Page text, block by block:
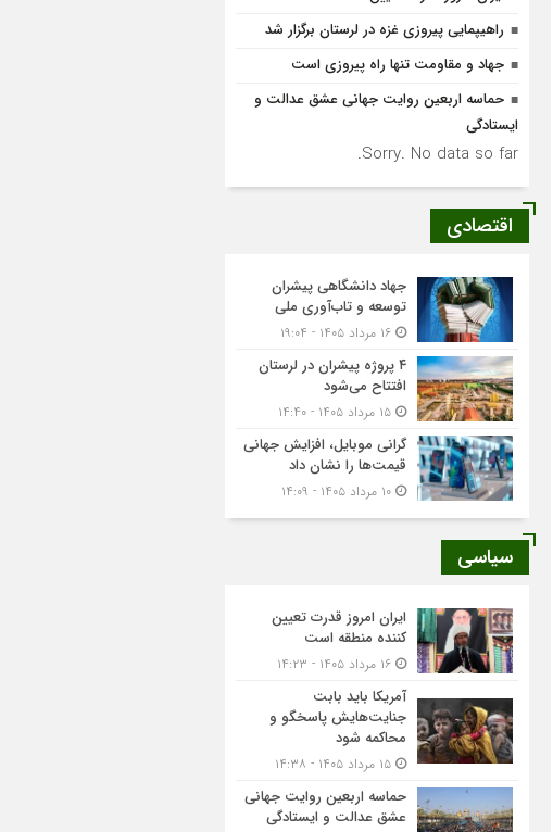
راهیپمایی پیروزی غزه در لرستان برگزار شد
جهاد و مقاومت تنها راه پیروزی است
حماسه اربعین روایت جهانی عشق عدالت و
ایستادگی
Sorry. No data so far.
اقتصادی
جهاد دانشگاهی پیشران
توسعه و تاب‌آوری ملی
۴ پروژه پیشران در لرستان
افتتاح می‌شود
گرانی موبایل، افزایش جهانی
قیمت‌ها را نشان داد
سیاسی
ایران امروز قدرت تعیین
کننده منطقه است
آمریکا باید بابت
جنایت‌هایش پاسخگو و
محاکمه شود
حماسه اربعین روایت جهانی
عشق عدالت و ایستادگی